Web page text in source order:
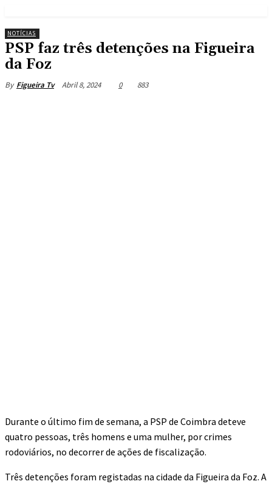
NOTÍCIAS
PSP faz três detenções na Figueira
da Foz
By Figueira Tv Abril 8, 2024 0 883
Durante o último fim de semana, a PSP de Coimbra deteve
quatro pessoas, três homens e uma mulher, por crimes
rodoviários, no decorrer de ações de fiscalização.
Três detenções foram registadas na cidade da Figueira da Foz. A